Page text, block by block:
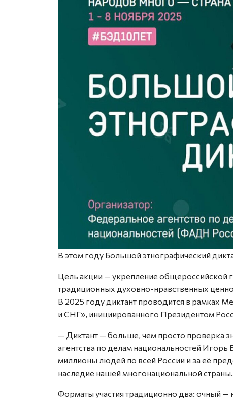
В этом году Большой этнографический
Цель акции — укрепление общероссийской
традиционных духовно-нравственных
В 2025 году диктант проводится в рамках
и СНГ», инициированного Президентом
— Диктант — больше, чем просто проверка
агентства по делам национальностей
миллионы людей по всей России и за её
наследие нашей многонациональной страны.
Форматы участия традиционно два: очный